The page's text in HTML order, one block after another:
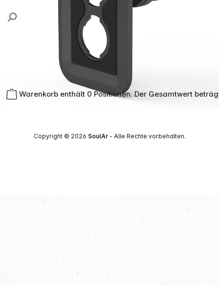
Warenkorb enthält 0 Positionen. Der Gesamtwert
Copyright © 2026 SoulAr- Alle Rechte vorbehalten.